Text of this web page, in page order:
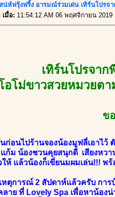
สน่ห์ฟรุ้งฟริ้ง อารมณ์ร่วมเด่น เทิร์นโปร
เมื่อ: 11:54:12 AM 06 พฤศจิกายน 2019
เทิร์นโปรจา
โอโม่ขาวสวยหมวย
ข
อนไปร้านจองน้องมูฟลี่เอาไว้
ก้ม น้องชวนคุยสนุกดี เสียงหวา
ห้ แล้วน้องก็เขี่ยนมผมเล่น!!! พ
ตุการณ์ 2 สัปดาห์แล้วครับ การ
ลาย ที่ Lovely Spa เพื่อหาน้อง